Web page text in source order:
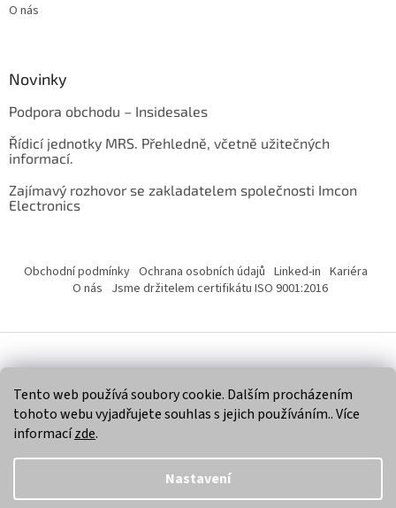
Tento web používá soubory cookie. Dalším procházením
tohoto webu vyjadřujete souhlas s jejich používáním.. Více
informacízde.
Nastavení
O nás
Novinky
Podpora obchodu – Insidesales
Řídicí jednotky MRS. Přehledně, včetně užitečných
informací.
Zajímavý rozhovor se zakladatelem společnosti Imcon
Electronics
Obchodní podmínky Ochrana osobních údajů Linked-in Kariéra
O nás Jsme držitelem certifikátu ISO 9001:2016
Copyright 2026